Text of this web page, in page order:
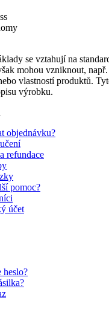
se vztahují na
mohou vzniknout,
vlastností produktů.
výrobku.
objednávku?
refundace
pomoc?
účet
heslo?